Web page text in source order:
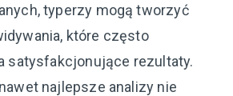
typerzy mogą tworzyć
które często
satysfakcjonujące rezultaty.
najlepsze analizy nie